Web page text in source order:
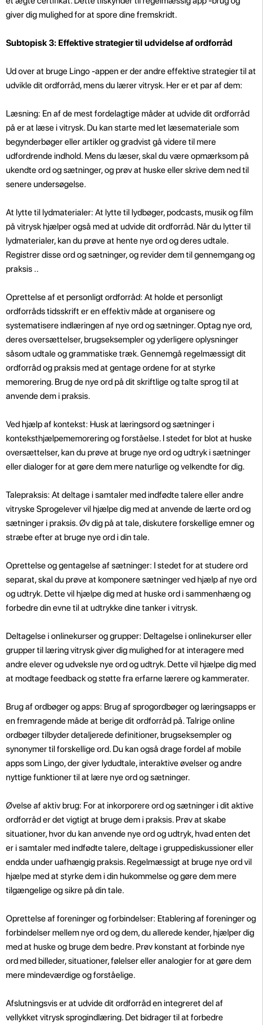
giver dig mulighed for at spore dine fremskridt.
Subtopisk 3: Effektive strategier til udvidelse af ordforråd
Ud over at bruge Lingo -appen er der andre effektive strategier til at
udvikle dit ordforråd, mens du lærer vitrysk. Her er et par af dem:
Læsning: En af de mest fordelagtige måder at udvide dit ordforråd
på er at læse i vitrysk. Du kan starte med let læsemateriale som
begynderbøger eller artikler og gradvist gå videre til mere
udfordrende indhold. Mens du læser, skal du være opmærksom på
ukendte ord og sætninger, og prøv at huske eller skrive dem ned til
senere undersøgelse.
At lytte til lydmaterialer: At lytte til lydbøger, podcasts, musik og film
på vitrysk hjælper også med at udvide dit ordforråd. Når du lytter til
lydmaterialer, kan du prøve at hente nye ord og deres udtale.
Registrer disse ord og sætninger, og revider dem til gennemgang og
praksis ..
Oprettelse af et personligt ordforråd: At holde et personligt
ordforråds tidsskrift er en effektiv måde at organisere og
systematisere indlæringen af ​​nye ord og sætninger. Optag nye ord,
deres oversættelser, brugseksempler og yderligere oplysninger
såsom udtale og grammatiske træk. Gennemgå regelmæssigt dit
ordforråd og praksis med at gentage ordene for at styrke
memorering. Brug de nye ord på dit skriftlige og talte sprog til at
anvende dem i praksis.
Ved hjælp af kontekst: Husk at læringsord og sætninger i
konteksthjælpememorering og forståelse. I stedet for blot at huske
oversættelser, kan du prøve at bruge nye ord og udtryk i sætninger
eller dialoger for at gøre dem mere naturlige og velkendte for dig.
Talepraksis: At deltage i samtaler med indfødte talere eller andre
vitryske Sprogelever vil hjælpe dig med at anvende de lærte ord og
sætninger i praksis. Øv dig på at tale, diskutere forskellige emner og
stræbe efter at bruge nye ord i din tale.
Oprettelse og gentagelse af sætninger: I stedet for at studere ord
separat, skal du prøve at komponere sætninger ved hjælp af nye ord
og udtryk. Dette vil hjælpe dig med at huske ord i sammenhæng og
forbedre din evne til at udtrykke dine tanker i vitrysk.
Deltagelse i onlinekurser og grupper: Deltagelse i onlinekurser eller
grupper til læring vitrysk giver dig mulighed for at interagere med
andre elever og udveksle nye ord og udtryk. Dette vil hjælpe dig med
at modtage feedback og støtte fra erfarne lærere og kammerater.
Brug af ordbøger og apps: Brug af sprogordbøger og læringsapps er
en fremragende måde at berige dit ordforråd på. Talrige online
ordbøger tilbyder detaljerede definitioner, brugseksempler og
synonymer til forskellige ord. Du kan også drage fordel af mobile
apps som Lingo, der giver lydudtale, interaktive øvelser og andre
nyttige funktioner til at lære nye ord og sætninger.
Øvelse af aktiv brug: For at inkorporere ord og sætninger i dit aktive
ordforråd er det vigtigt at bruge dem i praksis. Prøv at skabe
situationer, hvor du kan anvende nye ord og udtryk, hvad enten det
er i samtaler med indfødte talere, deltage i gruppediskussioner eller
endda under uafhængig praksis. Regelmæssigt at bruge nye ord vil
hjælpe med at styrke dem i din hukommelse og gøre dem mere
tilgængelige og sikre på din tale.
Oprettelse af foreninger og forbindelser: Etablering af foreninger og
forbindelser mellem nye ord og dem, du allerede kender, hjælper dig
med at huske og bruge dem bedre. Prøv konstant at forbinde nye
ord med billeder, situationer, følelser eller analogier for at gøre dem
mere mindeværdige og forståelige.
Afslutningsvis er at udvide dit ordforråd en integreret del af
vellykket vitrysk sprogindlæring. Det bidrager til at forbedre